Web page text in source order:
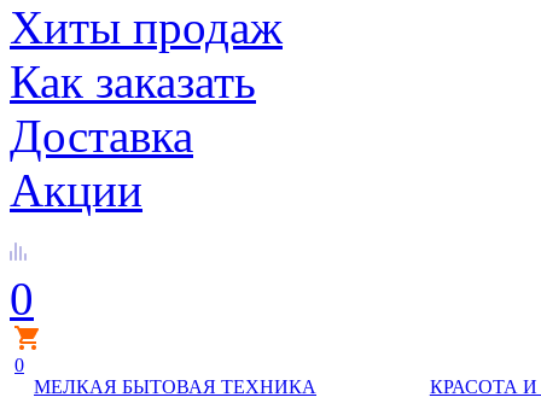
Хиты продаж
Как заказать
Доставка
Акции
0
0
МЕЛКАЯ БЫТОВАЯ ТЕХНИКА
КРАСОТА И